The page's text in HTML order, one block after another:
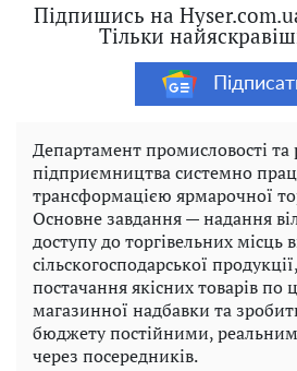
Підпишись на
Тільки
Департамент промисловості та
підприємництва системно
трансформацією ярмарочної
Основне завдання — надання
доступу до торгівельних
сільскогосподарської
постачання якісних товарів по
магазинної надбавки та
бюджету постійними,
через посередників.